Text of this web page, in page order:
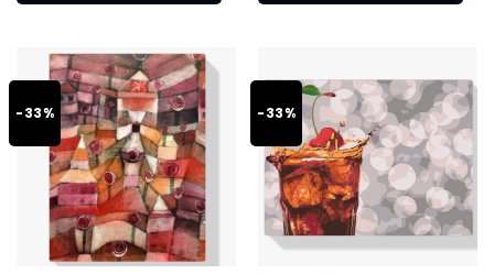
-33% -33%